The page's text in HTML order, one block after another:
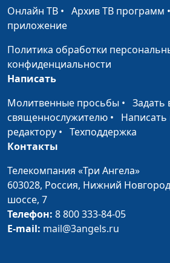
Как перевести гнетущий
стресс в благотворный?
Ольга
Стресс и цели
Юлия
Духовность как метод
борьбы со стрессом
Ольга
Стрессовый бак (вторая
Онлайн ТВ • Архив ТВ программ
приложение
Политика обработки
конфиденциальности
Написать
Молитвенные просьбы • Задать
священнослужителю • Написать
редактору • Техподдержка
Контакты
Телекомпания «Три Ангела»
603028, Россия, Нижний
шоссе, 7
Телефон: 8 800 333-84-05
E-mail: mail@3angels.ru